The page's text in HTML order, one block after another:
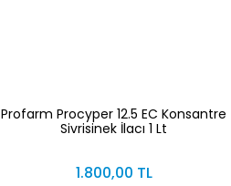
Profarm Procyper 12.5 EC Konsantre
Sivrisinek İlacı 1 Lt
1.800,00 TL